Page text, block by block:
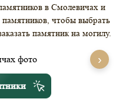
в Смолевичах и
чтобы выбрать
памятник на могилу.
›